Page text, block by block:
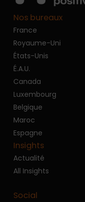
Nos bureaux
France
Royaume-Uni
États-Unis
É.A.U.
Canada
Luxembourg
Belgique
Maroc
Espagne
Insights
Actualité
All Insights
Social